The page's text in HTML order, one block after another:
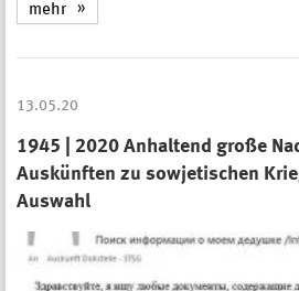
mehr
13.05.20
1945 | 2020 Anhaltend große
Auskünften zu sowjetischen
Auswahl